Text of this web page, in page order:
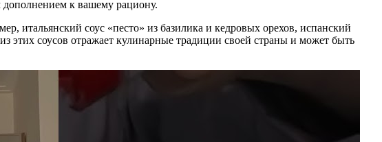
дополнением к вашему рациону.
итальянский соус «песто» из базилика и кедровых орехов, испанский
этих соусов отражает кулинарные традиции своей страны и может быть